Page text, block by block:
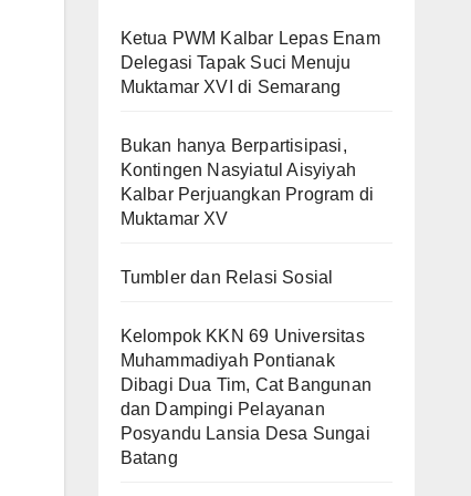
Ketua PWM Kalbar Lepas Enam
Delegasi Tapak Suci Menuju
Muktamar XVI di Semarang
Bukan hanya Berpartisipasi,
Kontingen Nasyiatul Aisyiyah
Kalbar Perjuangkan Program di
Muktamar XV
Tumbler dan Relasi Sosial
Kelompok KKN 69 Universitas
Muhammadiyah Pontianak
Dibagi Dua Tim, Cat Bangunan
dan Dampingi Pelayanan
Posyandu Lansia Desa Sungai
Batang